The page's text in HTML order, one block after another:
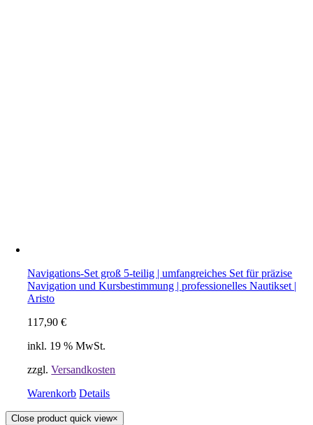
Navigations-Set groß 5-teilig | umfangreiches Set für präzise
Navigation und Kursbestimmung | professionelles Nautikset |
Aristo
117,90€
inkl. 19 % MwSt.
zzgl.Versandkosten
Warenkorb Details
Close product quick view×